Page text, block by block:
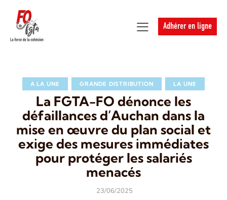
Adhérer en ligne
A LA UNE GRANDE DISTRIBUTION LA UNE
La FGTA-FO dénonce les
défaillances d’Auchan dans la
mise en œuvre du plan social et
exige des mesures immédiates
pour protéger les salariés
menacés
23/06/2025